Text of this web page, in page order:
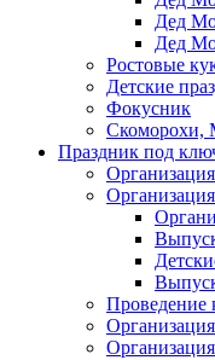
Дед
Дед
Ростовые
Детские
Фокусник
Скоморохи,
Праздник под
Проведение